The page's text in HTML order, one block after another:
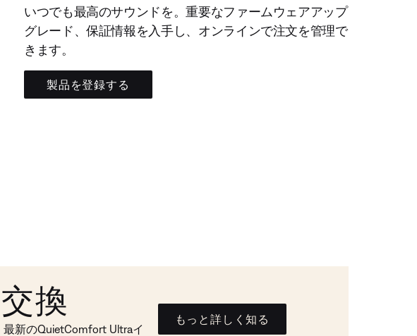
いつでも最高のサウンドを。重要なファームウェアアップ
グレード、保証情報を入手し、オンラインで注文を管理で
きます。
製品を登録する
換
新のQuietComfort Ultraイ
もっと詳しく知る